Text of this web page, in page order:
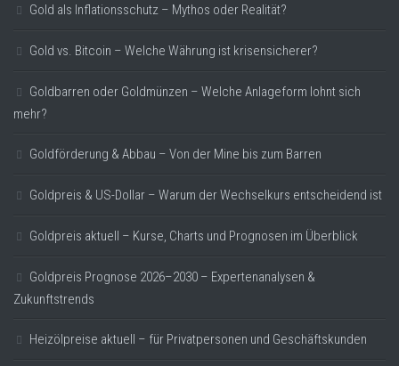
Gold als Inflationsschutz – Mythos oder Realität?
Gold vs. Bitcoin – Welche Währung ist krisensicherer?
Goldbarren oder Goldmünzen – Welche Anlageform lohnt sich
mehr?
Goldförderung & Abbau – Von der Mine bis zum Barren
Goldpreis & US-Dollar – Warum der Wechselkurs entscheidend ist
Goldpreis aktuell – Kurse, Charts und Prognosen im Überblick
Goldpreis Prognose 2026–2030 – Expertenanalysen &
Zukunftstrends
Heizölpreise aktuell – für Privatpersonen und Geschäftskunden